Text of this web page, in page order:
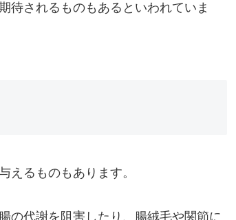
待されるものもあるといわれていま
えるものもあります。
の代謝を阻害したり、腸絨毛や関節に